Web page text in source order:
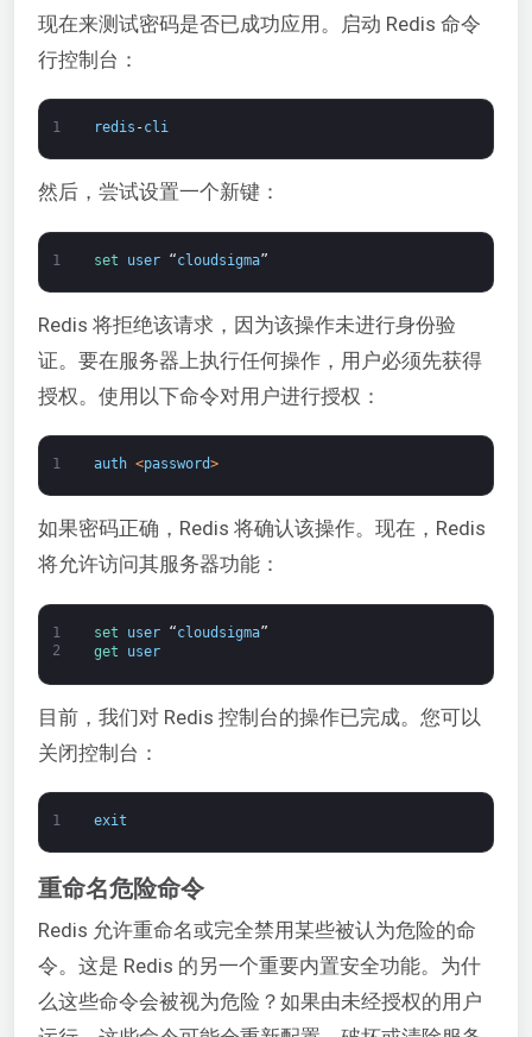
现在来测试密码是否已成功应用。启动 Redis 命令
行控制台：
1 redis -cli
然后，尝试设置一个新键：
1 set user “cloudsigma”
Redis 将拒绝该请求，因为该操作未进行身份验
证。要在服务器上执行任何操作，用户必须先获得
授权。使用以下命令对用户进行授权：
1 auth <password>
如果密码正确，Redis 将确认该操作。现在，Redis
将允许访问其服务器功能：
1
2
set user “cloudsigma”
get
user
目前，我们对 Redis 控制台的操作已完成。您可以
关闭控制台：
1 exit
重命名危险命令
Redis 允许重命名或完全禁用某些被认为危险的命
令。这是 Redis 的另一个重要内置安全功能。为什
么这些命令会被视为危险？如果由未经授权的用户